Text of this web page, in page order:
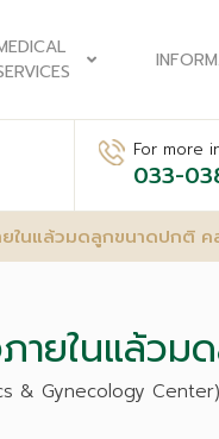
For more
033-
ในแล้วมดลูกขนาดปกติ คล
ายในแล้วม
& Gynecology